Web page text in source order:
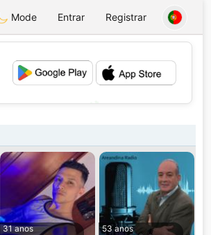
Mode Entrar Registrar
31 anos
53 anos